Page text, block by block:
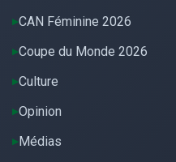
CAN Féminine 2026
Coupe du Monde 2026
Culture
Opinion
Médias